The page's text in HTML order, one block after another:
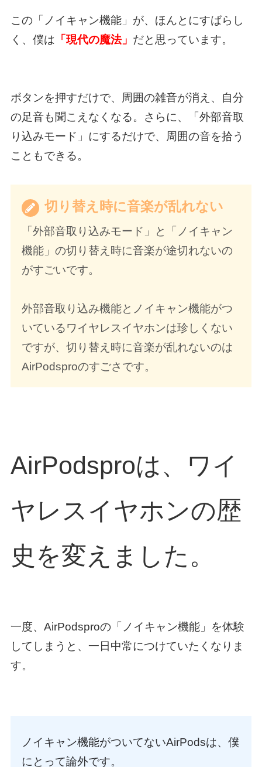
この「ノイキャン機能」が、ほんとにすばらし
く、僕は 「現代の魔法」 だと思っています。
ボタンを押すだけで、周囲の雑音が消え、自分
の足音も聞こえなくなる。さらに、「外部音取
り込みモード」にするだけで、周囲の音を拾う
こともできる。
切り替え時に音楽が乱れない
「外部音取り込みモード」と「ノイキャン
機能」の切り替え時に音楽が途切れないの
がすごいです。
外部音取り込み機能とノイキャン機能がつ
いているワイヤレスイヤホンは珍しくない
ですが、切り替え時に音楽が乱れないのは
AirPodsproのすごさです。
AirPodsproは、ワイ
ヤレスイヤホンの歴
史を変えました。
一度、AirPodsproの「ノイキャン機能」を体験
してしまうと、一日中常につけていたくなりま
す。
ノイキャン機能がついてないAirPodsは、僕
にとって論外です。